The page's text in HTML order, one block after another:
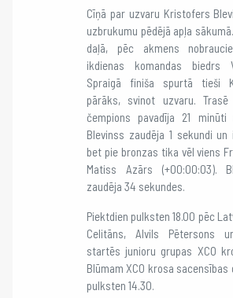
Cīņā par uzvaru Kristofers
uzbrukumu pēdējā apļa
daļā, pēc akmens
ikdienas komandas biedrs
Spraigā finiša spurtā tieši
pārāks, svinot uzvaru. Trasē
čempions pavadīja 21
Blevinss zaudēja 1 sekundi
bet pie bronzas tika vēl viens
Matiss Azārs (+00:00:03).
zaudēja 34 sekundes.
Piektdien pulksten 18.00 pēc
Celitāns, Alvils Pētersons
startēs junioru grupas XCO
Blūmam XCO krosa
pulksten 14.30.